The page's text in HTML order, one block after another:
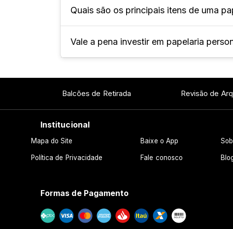
Ela é um conjunto de produtos de
empresa, com o objetivo de expressar
Quais são os principais itens de uma
Há diversos itens de papelaria que
personalizado e envelope saco.
Vale a pena investir em papelaria
Balcões de Retirada Revisão de
Institucional
Mapa do Site Baixe o App
Política de Privacidade Fale conosco
Formas de Pagamento